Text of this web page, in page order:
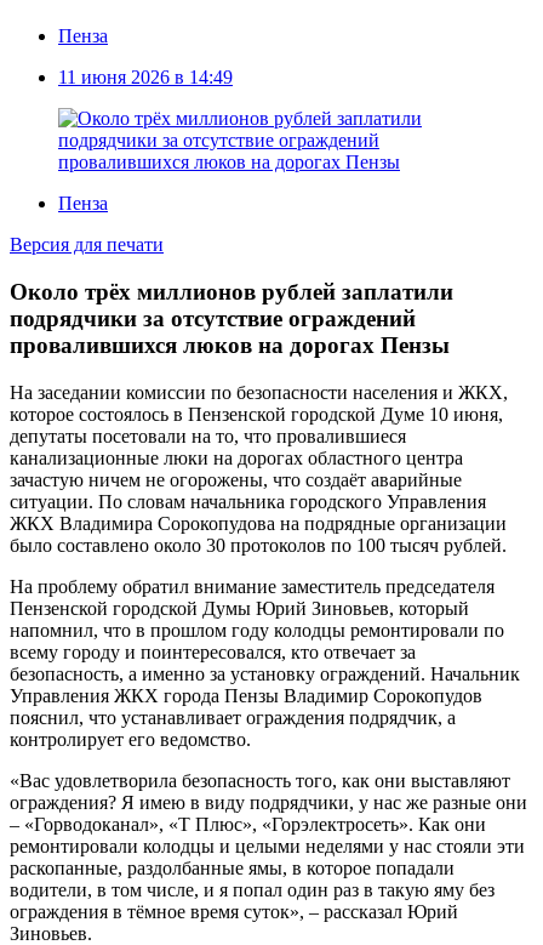
Пенза
11 июня 2026 в 14:49
Пенза
Версия для печати
Около трёх миллионов рублей заплатили
подрядчики за отсутствие ограждений
провалившихся люков на дорогах Пензы
На заседании комиссии по безопасности населения и ЖКХ,
которое состоялось в Пензенской городской Думе 10 июня,
депутаты посетовали на то, что провалившиеся
канализационные люки на дорогах областного центра
зачастую ничем не огорожены, что создаёт аварийные
ситуации. По словам начальника городского Управления
ЖКХ Владимира Сорокопудова на подрядные организации
было составлено около 30 протоколов по 100 тысяч рублей.
На проблему обратил внимание заместитель председателя
Пензенской городской Думы Юрий Зиновьев, который
напомнил, что в прошлом году колодцы ремонтировали по
всему городу и поинтересовался, кто отвечает за
безопасность, а именно за установку ограждений. Начальник
Управления ЖКХ города Пензы Владимир Сорокопудов
пояснил, что устанавливает ограждения подрядчик, а
контролирует его ведомство.
«Вас удовлетворила безопасность того, как они выставляют
ограждения? Я имею в виду подрядчики, у нас же разные они
– «Горводоканал», «Т Плюс», «Горэлектросеть». Как они
ремонтировали колодцы и целыми неделями у нас стояли эти
раскопанные, раздолбанные ямы, в которое попадали
водители, в том числе, и я попал один раз в такую яму без
ограждения в тёмное время суток», – рассказал Юрий
Зиновьев.